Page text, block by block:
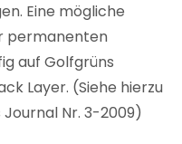
Eine mögliche
permanenten
auf Golfgrüns
Layer. (Siehe hierzu
Nr. 3-2009)